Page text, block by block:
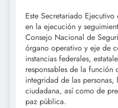
Este Secretariado
en la ejecución y
Consejo Nacional de
órgano operativo y eje de
instancias federales,
responsables de la función
integridad de las personas,
ciudadana, así como de
paz pública.